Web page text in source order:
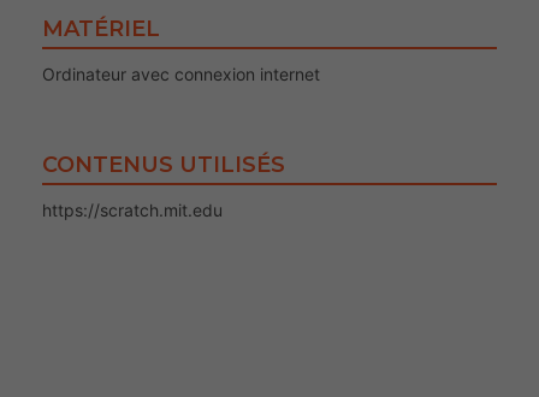
MATÉRIEL
Ordinateur avec connexion internet
CONTENUS UTILISÉS
https://scratch.mit.edu